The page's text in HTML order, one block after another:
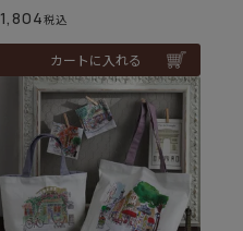
1,804税込
カートに入れる